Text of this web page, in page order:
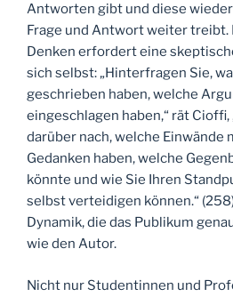
Antworten gibt und diese
Frage und Antwort weiter treibt.
Denken erfordert eine
sich selbst: „Hinterfragen Sie,
geschrieben haben, welche
eingeschlagen haben,“ rät
darüber nach, welche Einwände
Gedanken haben, welche
könnte und wie Sie Ihren
selbst verteidigen können.“
Dynamik, die das Publikum
wie den Autor.
Nicht nur Studentinnen und